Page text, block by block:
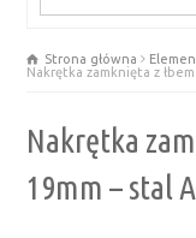
Strona główna
Nakrętka zamknięta z
Nakrętka
19mm – stal